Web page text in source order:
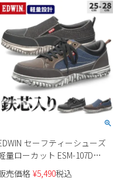
セーフティーシューズ
量ローカット ESM-107D
108D メンズ
売価格 ¥5,490税込